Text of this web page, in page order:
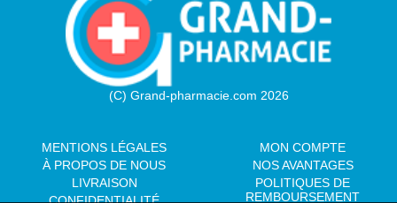
(C) Grand-pharmacie.com 2026
MENTIONS LÉGALES
À PROPOS DE NOUS
LIVRAISON
MON COMPTE
NOS AVANTAGES
POLITIQUES DE
REMBOURSEMENT